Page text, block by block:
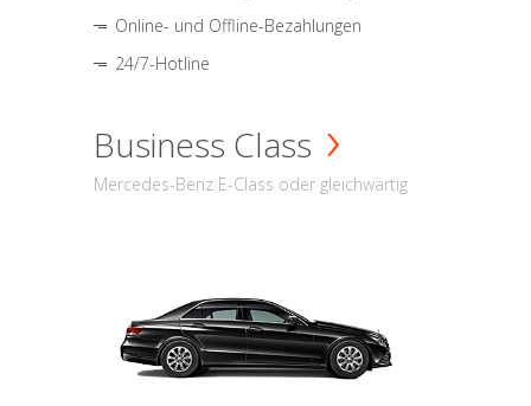
Online- und Offline-Bezahlungen
24/7-Hotline
Business Class
Mercedes-Benz E-Class oder gleichwärtig